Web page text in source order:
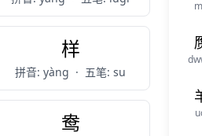
样
拼音: yàng · 五笔: su
鸯